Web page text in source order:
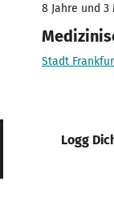
8 Jahre und 3
Stadt
Logg